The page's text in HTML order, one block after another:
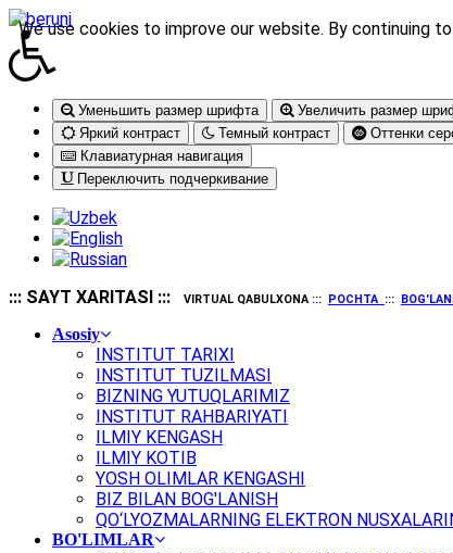
Уменьшить размер шрифта Увеличить размер
Яркий контраст
Темный контраст Оттенки
Клавиатурная навигация
Переключить подчеркивание
::: SAYT XARITASI ::: VIRTUAL QABULXONA ::: POCHTA :::
Asosiy
INSTITUT TARIXI
INSTITUT TUZILMASI
BIZNING YUTUQLARIMIZ
INSTITUT RAHBARIYATI
ILMIY KENGASH
ILMIY KOTIB
YOSH OLIMLAR KENGASHI
BIZ BILAN BOG'LANISH
QO‘LYOZMALARNING ELEKTRON
BO'LIMLAR
We use cookies to improve our website. By continuing